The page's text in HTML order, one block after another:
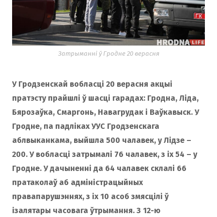
Затрыманні ў Гродне 20 верасня
У Гродзенскай вобласці 20 верасня акцыі
пратэсту прайшлі ў шасці гарадах: Гродна, Ліда,
Бярозаўка, Смаргонь, Навагрудак і Ваўкавыск. У
Гродне, па падліках УУС Гродзенскага
аблвыканкама, выйшла 500 чалавек, у Лідзе –
200. У вобласці затрымалі 76 чалавек, з іх 54 – у
Гродне. У дачыненні да 64 чалавек склалі 66
пратаколаў аб адміністрацыйных
правапарушэннях, з іх 10 асоб змясцілі ў
ізалятары часовага ўтрымання. З 12-ю